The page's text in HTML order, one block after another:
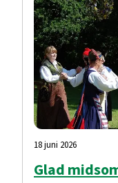
18 juni 2026
Glad